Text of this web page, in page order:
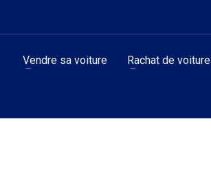
Vendre sa voiture Rachat de voiture